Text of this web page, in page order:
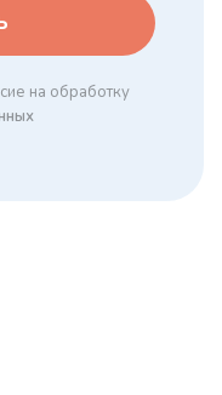
на обработку